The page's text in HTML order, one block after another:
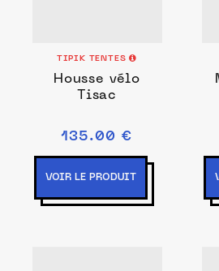
TIPIK TENTES
Housse vélo
Tisac
135.00 €
VOIR LE PRODUIT